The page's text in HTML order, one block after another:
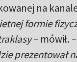
na
formie
– mówił. –
prezentował